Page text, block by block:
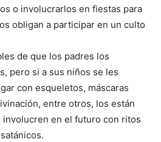
o involucrarlos en fiestas para
obligan a participar en un culto
de que los padres los
pero si a sus niños se les
con esqueletos, máscaras
entre otros, los están
involucren en el futuro con ritos